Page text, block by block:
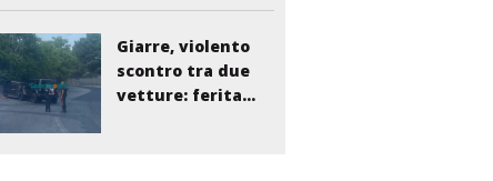
Giarre, violento
scontro tra due
vetture: ferita...